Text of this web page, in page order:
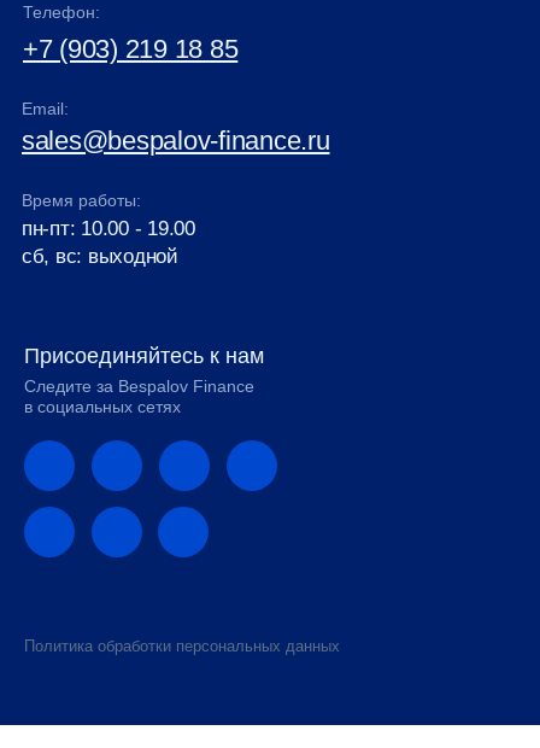
Политика обработки персональных данных
+7 (903) 219 18 85
Следите за Bespalov Finance
в социальных сетях
Телефон:
Email:
sales@bespalov-finance.ru
пн-пт: 10.00 - 19.00
сб, вс: выходной
Время работы:
Присоединяйтесь к нам